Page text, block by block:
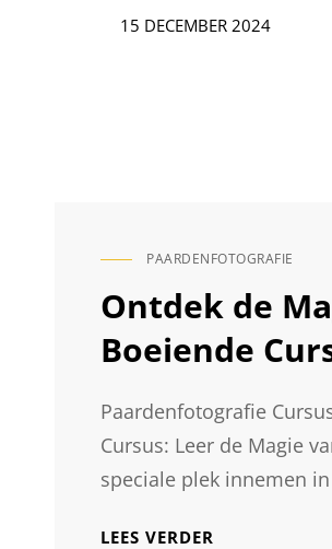
Geplaatst15 DECEMBER 2024
CAT
PAARDENFOTOGRAFIE
Ontdek de
Boeiende
Paardenfotografie
Cursus: Leer de Magie
speciale plek innemen
LEES VERDER